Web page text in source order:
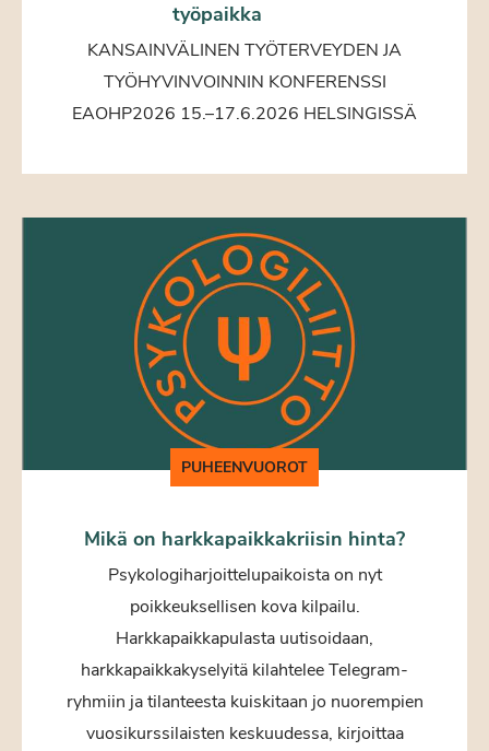
työpaikka
KANSAINVÄLINEN TYÖTERVEYDEN JA
TYÖHYVINVOINNIN KONFERENSSI
EAOHP2026 15.–17.6.2026 HELSINGISSÄ
PUHEENVUOROT
Mikä on harkkapaikkakriisin hinta?
Psykologiharjoittelupaikoista on nyt
poikkeuksellisen kova kilpailu.
Harkkapaikkapulasta uutisoidaan,
harkkapaikkakyselyitä kilahtelee Telegram-
ryhmiin ja tilanteesta kuiskitaan jo nuorempien
vuosikurssilaisten keskuudessa, kirjoittaa